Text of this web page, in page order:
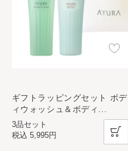
ギフトラッピングセット ボデ
ィウォッシュ＆ボディ
3品セット
税込 5,995円